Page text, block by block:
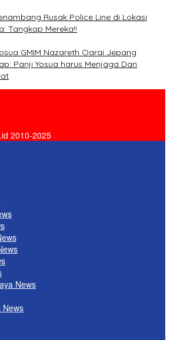
Rusak Police Line di Lokasi
Tangkap Mereka!!
GMIM Nazareth Oarai Jepang
Panji Yosua harus Menjaga Dan
2010-2025
News
News